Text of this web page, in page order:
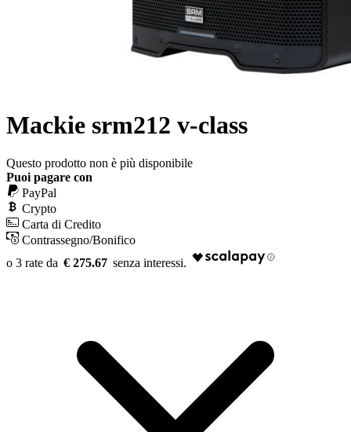
Mackie srm212 v-class
Questo prodotto non è più disponibile
Puoi pagare con
PayPal
Crypto
Carta di Credito
Contrassegno/Bonifico
€ 275.67